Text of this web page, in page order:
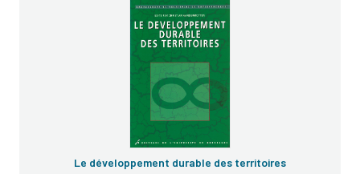
Le développement durable des territoires